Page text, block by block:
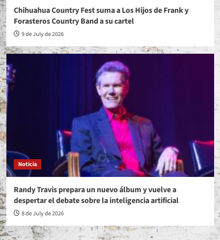
Chihuahua Country Fest suma a Los Hijos de Frank y
Forasteros Country Band a su cartel
9 de July de 2026
Noticia
Randy Travis prepara un nuevo álbum y vuelve a
despertar el debate sobre la inteligencia artificial
8 de July de 2026